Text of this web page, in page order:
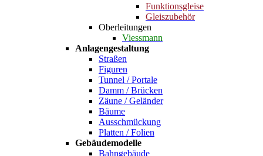
Funktionsgleise
Gleiszubehör
Oberleitungen
Viessmann
Anlagengestaltung
Straßen
Figuren
Tunnel / Portale
Damm / Brücken
Zäune / Geländer
Bäume
Ausschmückung
Platten / Folien
Gebäudemodelle
Bahngebäude